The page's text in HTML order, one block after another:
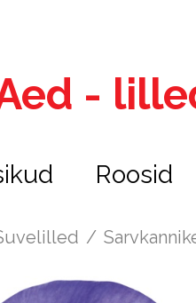
-
Roosid
/